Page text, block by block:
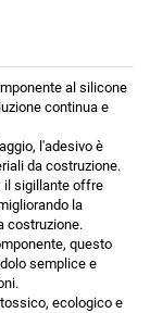
al silicone
continua e
l'adesivo è
da costruzione.
il sigillante offre
la
costruzione.
questo
semplice e
ecologico e